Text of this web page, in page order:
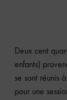
Deux cent
enfants)
se sont réunis
pour une